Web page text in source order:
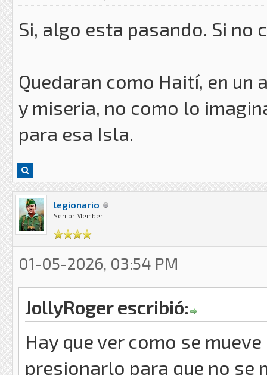
Si, algo esta pasando. Si no
Quedaran como Haití, en
y miseria, no como lo
para esa Isla.
legionario
Senior Member
01-05-2026, 03:54 PM
JollyRoger escribió:
Hay que ver como se
presionarlo para que no se